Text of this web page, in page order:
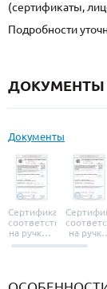
(сертификаты,
Подробности
ДОКУМЕНТЫ
Документы
Сертификат
соответствия
на ручки и
броненакладки
на
защелки